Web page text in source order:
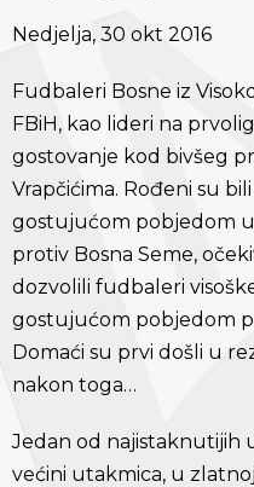
Nedjelja, 30 okt 2016
Fudbaleri Bosne iz
FBiH, kao lideri na
gostovanje kod bivšeg
Vrapčićima. Rođeni su
gostujućom pobjedom
protiv Bosna Seme,
dozvolili fudbaleri
gostujućom pobjedom
Domaći su prvi došli u
nakon toga…
Jedan od najistaknutijih
većini utakmica, u